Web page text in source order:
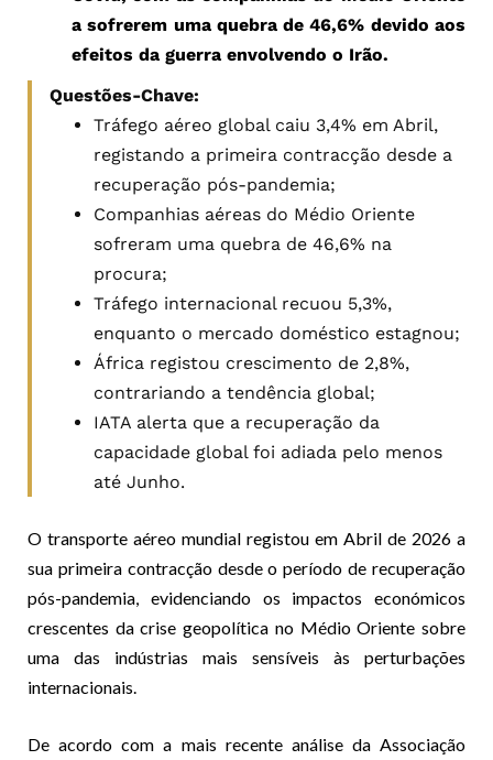
a sofrerem uma quebra de 46,6% devido aos
efeitos da guerra envolvendo o Irão.
Questões-Chave:
Tráfego aéreo global caiu 3,4% em Abril,
registando a primeira contracção desde a
recuperação pós-pandemia;
Companhias aéreas do Médio Oriente
sofreram uma quebra de 46,6% na
procura;
Tráfego internacional recuou 5,3%,
enquanto o mercado doméstico estagnou;
África registou crescimento de 2,8%,
contrariando a tendência global;
IATA alerta que a recuperação da
capacidade global foi adiada pelo menos
até Junho.
O transporte aéreo mundial registou em Abril de 2026 a
sua primeira contracção desde o período de recuperação
pós-pandemia, evidenciando os impactos económicos
crescentes da crise geopolítica no Médio Oriente sobre
uma das indústrias mais sensíveis às perturbações
internacionais.
De acordo com a mais recente análise da Associação